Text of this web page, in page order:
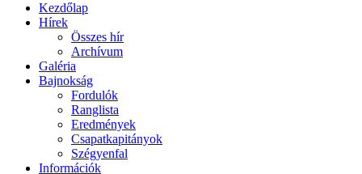
Kezdőlap
Hírek
Összes hír
Archívum
Galéria
Bajnokság
Fordulók
Ranglista
Eredmények
Csapatkapitányok
Szégyenfal
Információk